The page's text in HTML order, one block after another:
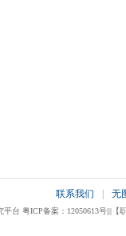
联系我们 无
台 粤ICP备案：12050613号|||【